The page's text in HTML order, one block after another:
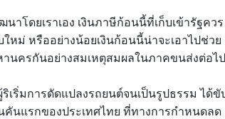
โดยเราเอง เงินภาษีก้อนนี้ที่เก็บเข้ารัฐควร
หม่ หรืออย่างน้อยเงินก้อนนี้น่าจะเอาไปช่วย
นครกันอย่างสมเหตุสมผลในภาคขนส่งต่อไป
เริ่มการดัดแปลงรถยนต์จนเป็นรูปธรรม ได้ขั
คันแรกของประเทศไทย ที่ทางการกำหนดลด